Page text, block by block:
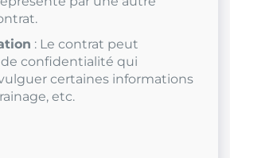
: Le contrat peut
confidentialité qui
certaines informations
etc.